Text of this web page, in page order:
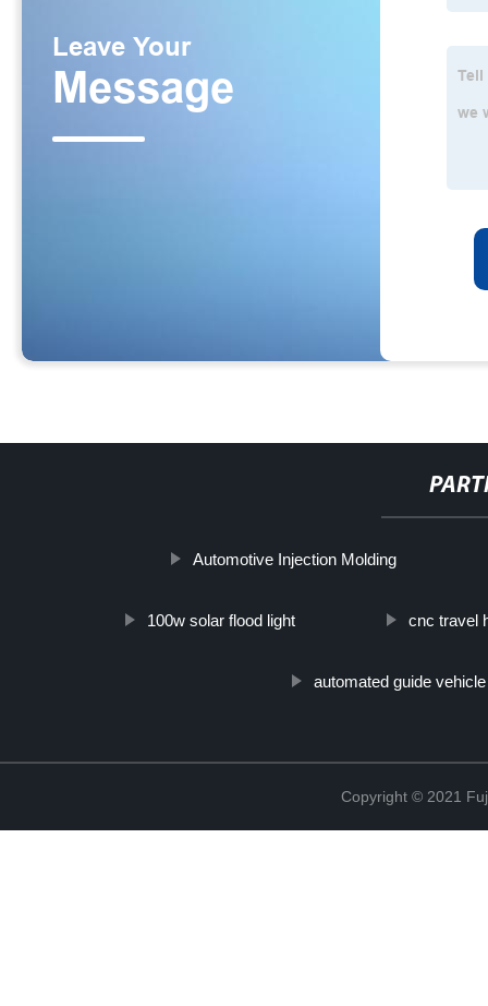
Automotive Injection Molding
100w solar flood light cnc travel
automated guide vehicle
Copyright © 2021